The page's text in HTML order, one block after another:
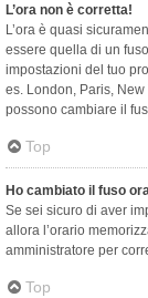
L’ora non è corretta!
L’ora è quasi
essere quella di un
impostazioni del tuo
es. London, Paris,
possono cambiare il
Top
Ho cambiato il fuso
Se sei sicuro di aver
allora l’orario
amministratore per
Top